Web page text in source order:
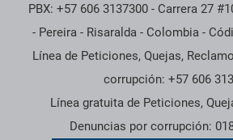
PBX: +57 606 3137300 - Carrera 27
- Pereira - Risaralda - Colombia -
Línea de Peticiones, Quejas,
corrupción: +57 606
Línea gratuita de Peticiones,
Denuncias por corrupción: